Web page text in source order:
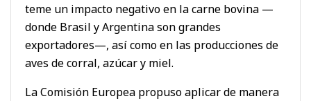
teme un impacto negativo en la carne bovina —
donde Brasil y Argentina son grandes
exportadores—, así como en las producciones de
aves de corral, azúcar y miel.
La Comisión Europea propuso aplicar de manera